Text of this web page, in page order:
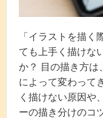
「イラストを描く
ても上手く描けな
か？ 目の描き方は
によって変わって
く描けない原因や
ーの描き分けのコ